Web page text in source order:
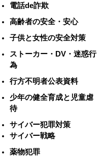
電話de詐欺
高齢者の安全・安心
子供と女性の安全対策
ストーカー・DV・迷惑行
為
行方不明者公表資料
少年の健全育成と児童虐
待
サイバー犯罪対策
サイバー戦略
薬物犯罪